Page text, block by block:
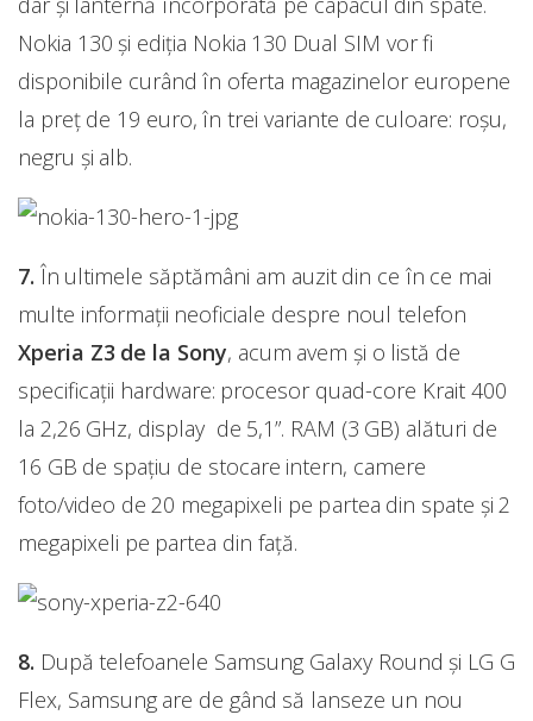
Nokia 130 şi ediţia Nokia 130 Dual SIM vor fi
disponibile curând în oferta magazinelor europene
la preţ de 19 euro, în trei variante de culoare: roşu,
negru şi alb.
7. În ultimele săptămâni am auzit din ce în ce mai
multe informaţii neoficiale despre noul telefon
Xperia Z3 de la Sony, acum avem şi o listă de
specificaţii hardware: procesor quad-core Krait 400
la 2,26 GHz, display de 5,1”. RAM (3 GB) alături de
16 GB de spaţiu de stocare intern, camere
foto/video de 20 megapixeli pe partea din spate şi 2
megapixeli pe partea din faţă.
8. După telefoanele Samsung Galaxy Round și LG G
Flex, Samsung are de gând să lanseze un nou